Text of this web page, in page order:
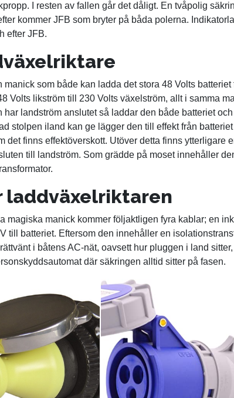
I resten av fallen går det dåligt. En tvåpolig
kommer JFB som bryter på båda polerna.
efter JFB.
manick som både kan ladda det stora 48 Volts
Volts likström till 230 Volts växelström, allt i samma
har landström anslutet så laddar den både batteriet
stolpen iland kan ge lägger den till effekt från
det finns effektöverskott. Utöver detta finns ytterligare
till landström. Som grädde på moset innehåller
laddväxelriktaren
magiska manick kommer följaktligen fyra kablar; en
till batteriet. Eftersom den innehåller en
i båtens AC-nät, oavsett hur pluggen i land
där säkringen alltid sitter på fasen.